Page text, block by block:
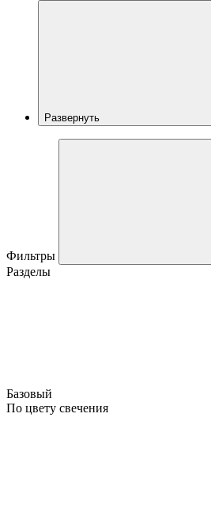
Развернуть
Фильтры
Разделы
Базовый
По цвету свечения